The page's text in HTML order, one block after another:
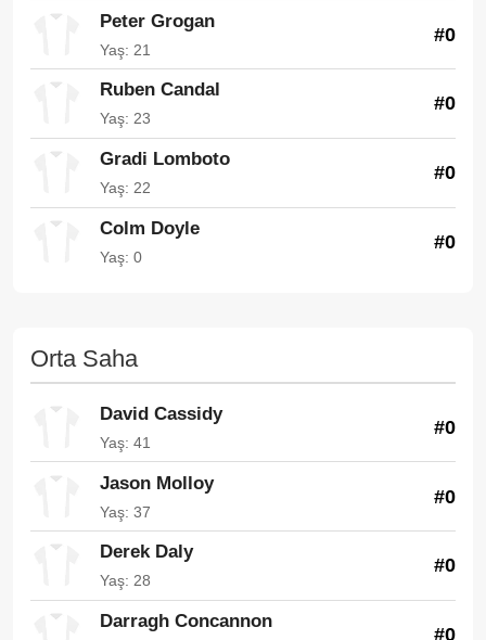
Peter Grogan
Yaş: 21
#0
Ruben Candal
Yaş: 23
#0
Gradi Lomboto
Yaş: 22
#0
Colm Doyle
Yaş: 0
#0
Orta Saha
David Cassidy
Yaş: 41
#0
Jason Molloy
Yaş: 37
#0
Derek Daly
Yaş: 28
#0
Darragh Concannon
#0